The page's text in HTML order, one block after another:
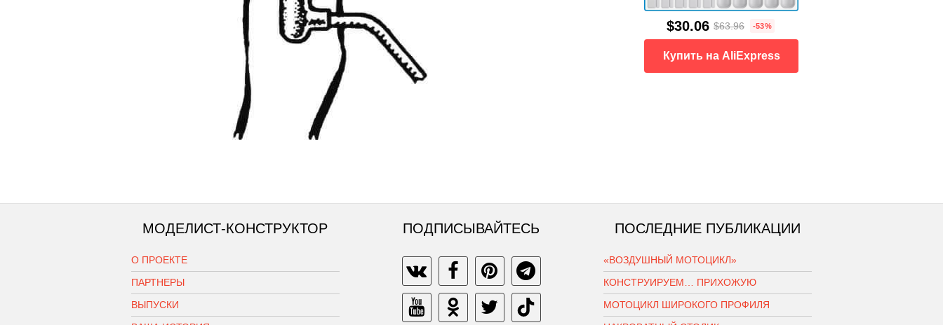
$30.06 $63.96 -53%
Купить на AliExpress
МОДЕЛИСТ-КОНСТРУКТОР
О ПРОЕКТЕ
ПАРТНЕРЫ
ВЫПУСКИ
ПОДПИСЫВАЙТЕСЬ ПОСЛЕДНИЕ ПУБЛИКАЦИИ
«ВОЗДУШНЫЙ МОТОЦИКЛ»
КОНСТРУИРУЕМ… ПРИХОЖУЮ
МОТОЦИКЛ ШИРОКОГО ПРОФИЛЯ